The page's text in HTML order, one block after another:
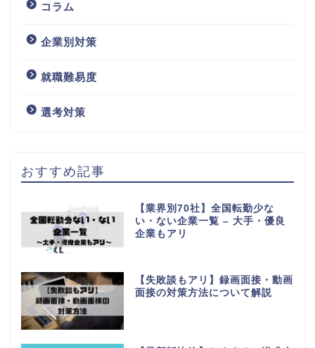
コラム
企業別対策
就職難易度
選考対策
おすすめ記事
【業界別70社】全国転勤少な
い・ない企業一覧 – 大手・優良
企業もアリ
【失敗談もアリ】録画面接・動画
面接の対策方法について解説